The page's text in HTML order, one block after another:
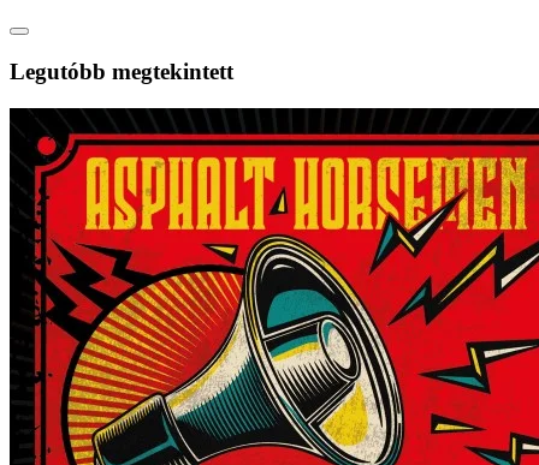
Legutóbb megtekintett